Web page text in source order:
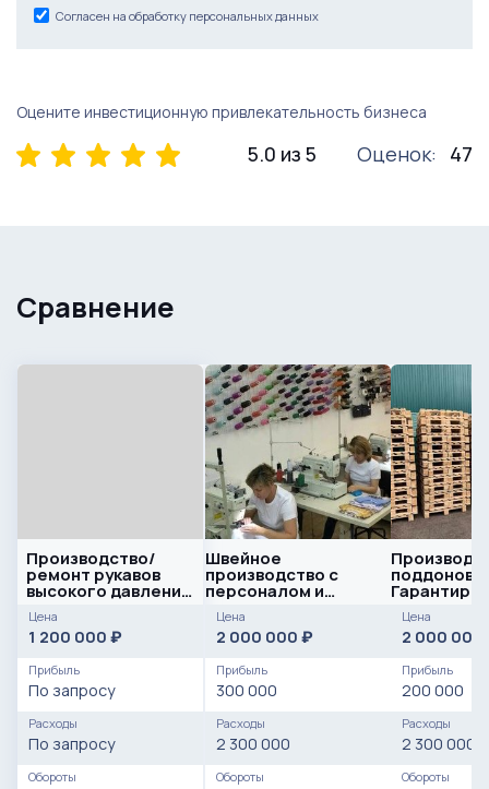
Согласен на обработку персональных данных
Оцените инвестиционную привлекательность бизнеса
5.0 из 5 Оценок: 47
Сравнение
Производство/
ремонт рукавов
высокого давления
полного цикла
Цена
1 200 000 ₽
Прибыль
По запросу
Расходы
По запросу
Обороты
Швейное
производство с
персоналом и
прибылью
Цена
2 000 000 ₽
Прибыль
300 000
Расходы
2 300 000
Обороты
поддонов /
сбыт
Цена
2 000 000
Прибыль
200 000
Расходы
2 300 000
Обороты